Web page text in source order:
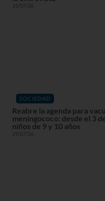
31/07/26
SOCIEDAD
Reabre la agenda para
meningococo: desde el 3
niños de 9 y 10 años
29/07/26